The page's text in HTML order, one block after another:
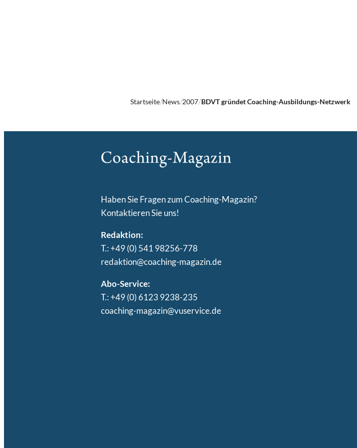
Startseite News 2007 BDVT gründet Coaching-Ausbildungs-Netzwerk
Haben Sie Fragen zum Coaching-Magazin?
Kontaktieren Sie uns!
Redaktion:
T.: +49 (0) 541 98256-778
redaktion@coaching-magazin.de
Abo-Service:
T.: +49 (0) 6123 9238-235
coaching-magazin@vuservice.de